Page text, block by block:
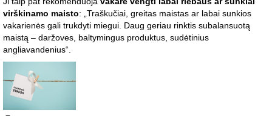
virškinamo maisto: „Traškučiai, greitas maistas ar labai sunkios
vakarienės gali trukdyti miegui. Daug geriau rinktis subalansuotą
maistą – daržoves, baltymingus produktus, sudėtinius
angliavandenius“.